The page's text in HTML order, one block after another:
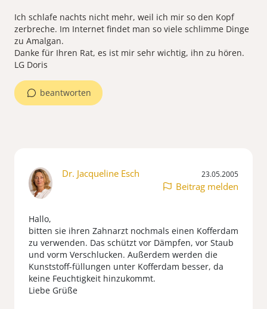
Ich schlafe nachts nicht mehr, weil ich mir so den Kopf
zerbreche. Im Internet findet man so viele schlimme Dinge
zu Amalgan.
Danke für Ihren Rat, es ist mir sehr wichtig, ihn zu hören.
LG Doris
beantworten
Dr. Jacqueline Esch 23.05.2005
Beitrag melden
Hallo,
bitten sie ihren Zahnarzt nochmals einen Kofferdam
zu verwenden. Das schützt vor Dämpfen, vor Staub
und vorm Verschlucken. Außerdem werden die
Kunststoff-füllungen unter Kofferdam besser, da
keine Feuchtigkeit hinzukommt.